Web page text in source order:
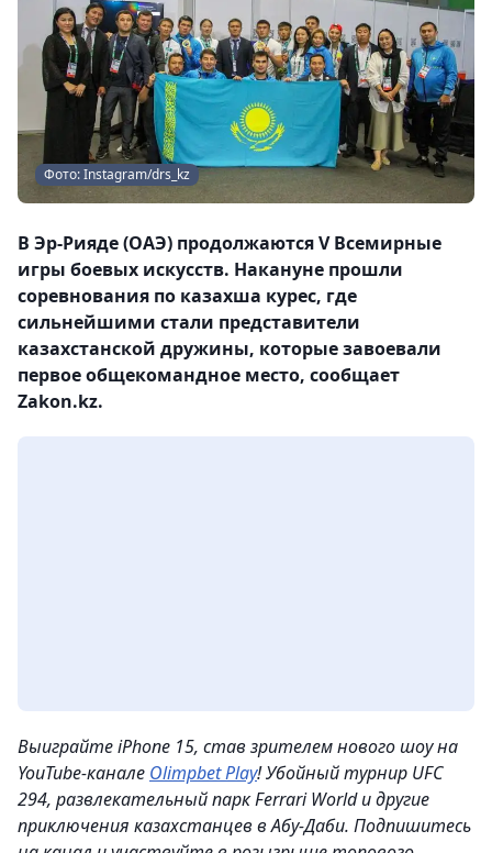
Фото: Instagram/drs_kz
В Эр-Рияде (ОАЭ) продолжаются V Всемирные
игры боевых искусств. Накануне прошли
соревнования по казахша курес, где
сильнейшими стали представители
казахстанской дружины, которые завоевали
первое общекомандное место, сообщает
Zakon.kz.
Выиграйте iPhone 15, став зрителем нового шоу на
YouTube-канале Olimpbet Play! Убойный турнир UFC
294, развлекательный парк Ferrari World и другие
приключения казахстанцев в Абу-Даби. Подпишитесь